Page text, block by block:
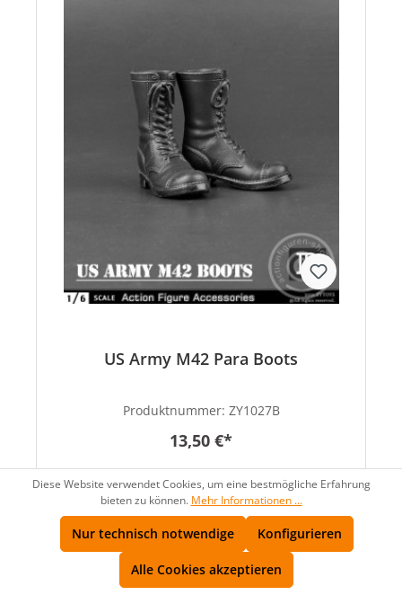
US Army M42 Para Boots
Produktnummer: ZY1027B
13,50 €*
Diese Website verwendet Cookies, um eine bestmögliche Erfahrung
bieten zu können. Mehr Informationen ...
Nur technisch notwendige Konfigurieren
Alle Cookies akzeptieren